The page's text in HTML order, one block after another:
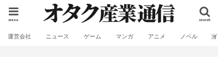
search
menu
運営会社 ニュース ゲーム マンガ アニメ ノベル